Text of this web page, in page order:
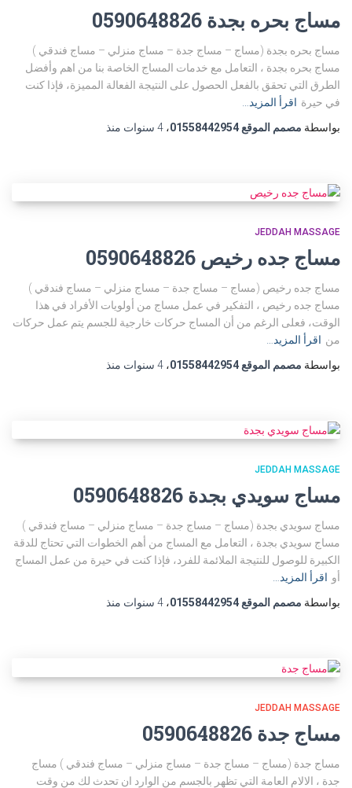
مساج بحره بجدة 0590648826
مساج بحره بجدة (مساج – مساج جدة – مساج منزلي – مساج فندقي )
مساج بحره بجدة ، التعامل مع خدمات المساج الخاصة بنا من اهم وأفضل
الطرق التي تحقق بالفعل الحصول على النتيجة الفعالة المميزة، فإذا كنت
في حيرة اقرأ المزيد…
بواسطة مصمم الموقع 01558442954 ، 4 سنوات منذ
JEDDAH MASSAGE
مساج جده رخيص 0590648826
مساج جده رخيص (مساج – مساج جدة – مساج منزلي – مساج فندقي )
مساج جده رخيص ، التفكير في عمل مساج من أولويات الأفراد في هذا
الوقت، فعلى الرغم من أن المساج حركات خارجية للجسم يتم عمل حركات
من اقرأ المزيد…
بواسطة مصمم الموقع 01558442954 ، 4 سنوات منذ
JEDDAH MASSAGE
مساج سويدي بجدة 0590648826
مساج سويدي بجدة (مساج – مساج جدة – مساج منزلي – مساج فندقي )
مساج سويدي بجدة ، التعامل مع المساج من أهم الخطوات التي تحتاج للدقة
الكبيرة للوصول للنتيجة الملائمة للفرد، فإذا كنت في حيرة من عمل المساج
أو اقرأ المزيد…
بواسطة مصمم الموقع 01558442954 ، 4 سنوات منذ
JEDDAH MASSAGE
مساج جدة 0590648826
مساج جدة (مساج – مساج جدة – مساج منزلي – مساج فندقي ) مساج
جدة ، الالام العامة التي تظهر بالجسم من الوارد ان تحدث لك من وقت